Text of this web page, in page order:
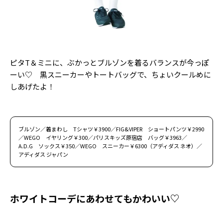
ピタT＆ミニに、ぶかっとブルゾンを着るバランスが今っぽ
ーい♡ 黒スニーカーやトートバッグで、ちょいクールめに
しあげたよ！
ブルゾン／着まわし Tシャツ￥3900／FIG&VIPER ショートパンツ￥2990
／WEGO イヤリング￥300／パリスキッズ原宿店 バッグ￥3963／
A.D.G ソックス￥350／WEGO スニーカー￥6300（アディダス ネオ）／
アディダス ジャパン
ホワイトコーデにあわせてもかわいい♡